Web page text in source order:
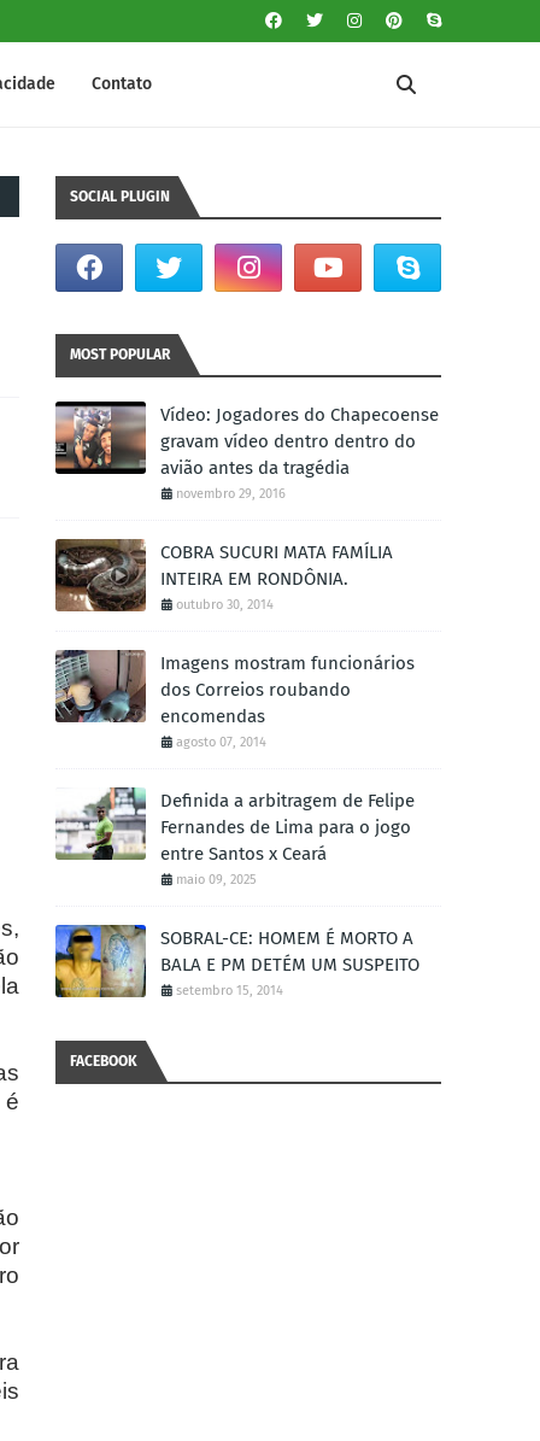
Contato
é
SOCIAL PLUGIN
MOST POPULAR
Vídeo: Jogadores do Chapecoense
gravam vídeo dentro dentro do
avião antes da tragédia
novembro 29, 2016
COBRA SUCURI MATA FAMÍLIA
INTEIRA EM RONDÔNIA.
outubro 30, 2014
Imagens mostram funcionários
dos Correios roubando
encomendas
agosto 07, 2014
Definida a arbitragem de Felipe
Fernandes de Lima para o jogo
entre Santos x Ceará
maio 09, 2025
SOBRAL-CE: HOMEM É MORTO A
BALA E PM DETÉM UM SUSPEITO
setembro 15, 2014
FACEBOOK